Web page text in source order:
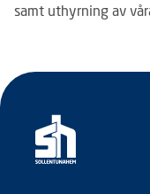
samt uthyrning av